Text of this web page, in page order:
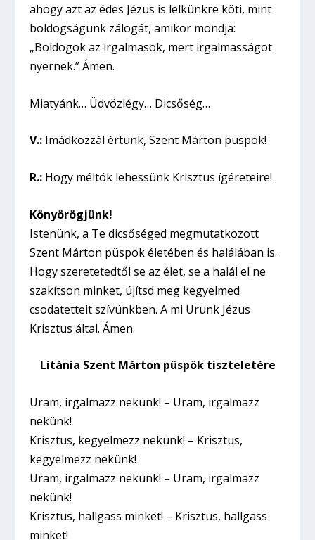
ahogy azt az édes Jézus is lelkünkre köti, mint
boldogságunk zálogát, amikor mondja:
„Boldogok az irgalmasok, mert irgalmasságot
nyernek.” Ámen.
Miatyánk… Üdvözlégy… Dicsőség…
V.: Imádkozzál értünk, Szent Márton püspök!
R.: Hogy méltók lehessünk Krisztus ígéreteire!
Könyörögjünk!
Istenünk, a Te dicsőséged megmutatkozott
Szent Márton püspök életében és halálában is.
Hogy szeretetedtől se az élet, se a halál el ne
szakítson minket, újítsd meg kegyelmed
csodatetteit szívünkben. A mi Urunk Jézus
Krisztus által. Ámen.
Litánia Szent Márton püspök tiszteletére
Uram, irgalmazz nekünk! – Uram, irgalmazz
nekünk!
Krisztus, kegyelmezz nekünk! – Krisztus,
kegyelmezz nekünk!
Uram, irgalmazz nekünk! – Uram, irgalmazz
nekünk!
Krisztus, hallgass minket! – Krisztus, hallgass
minket!